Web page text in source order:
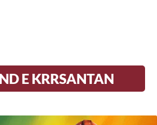
E KRRSANTAN